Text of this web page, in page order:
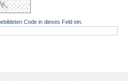
Code in dieses Feld ein.